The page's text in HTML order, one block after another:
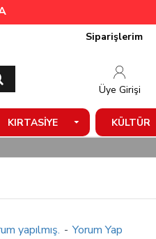
Siparişlerim
Üye Girişi
KIRTASIYE KÜLTÜR
yapılmış. - Yorum Yap